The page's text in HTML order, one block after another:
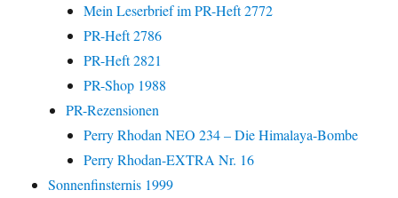
Mein Leserbrief im PR-Heft 2772
PR-Heft 2786
PR-Heft 2821
PR-Shop 1988
PR-Rezensionen
Perry Rhodan NEO 234 – Die Himalaya-Bombe
Perry Rhodan-EXTRA Nr. 16
Sonnenfinsternis 1999